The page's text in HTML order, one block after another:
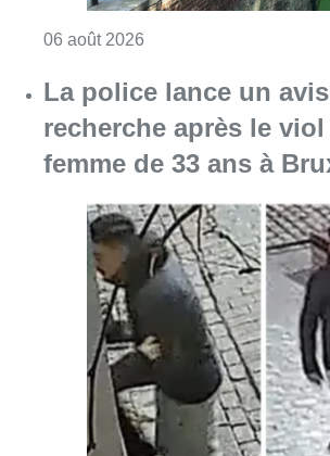
06 août 2026
La police lance un
recherche après le viol
femme de 33 ans à